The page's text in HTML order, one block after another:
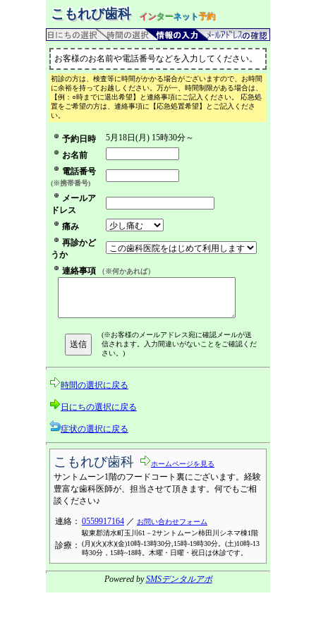
こもれび歯科 インターネット予約
お客様のお名前や電話番号などを入力してください。
初診の方は、検査等に時間がかかる場合がございますので、お時間
に余裕を持ってお越しください。万が一、時間制限がある場合は、
【例：○時までに退出希望】と連絡事項にご記入ください。 応急処
置をご希望の方は、連絡事項に【応急処置希望】とご記入くださ
い。
予約日時
5月18日(月) 15時30分～
お名前
電話番号
(※携帯番号)
メールア
ドレス
痛み
再診かど
うか
連絡事項
（※何かあれば）
(※お客様のメールアドレス宛に確認メールが送
信されます。入力間違いがないことをご確認くだ
さい。)
時間の選択に戻る
日にちの選択に戻る
症状の選択に戻る
こもれび歯科 ホームページを見る
サントムーン1階のフードコート裏にございます。経験
豊富な歯科医師が、担当させて頂きます。何でもご相
談ください♪
連絡： 0559917164 ／ お問い合わせフォーム
駿東郡清水町玉川61－2サントムーン柿田川シネマ棟1階
診療：
(月)(火)(水)(金)10時-13時30分,15時-19時30分。(土)10時-13
時30分，15時~18時。木曜・日曜・祝日は休診です。
Powered bySMSデンタルアポ